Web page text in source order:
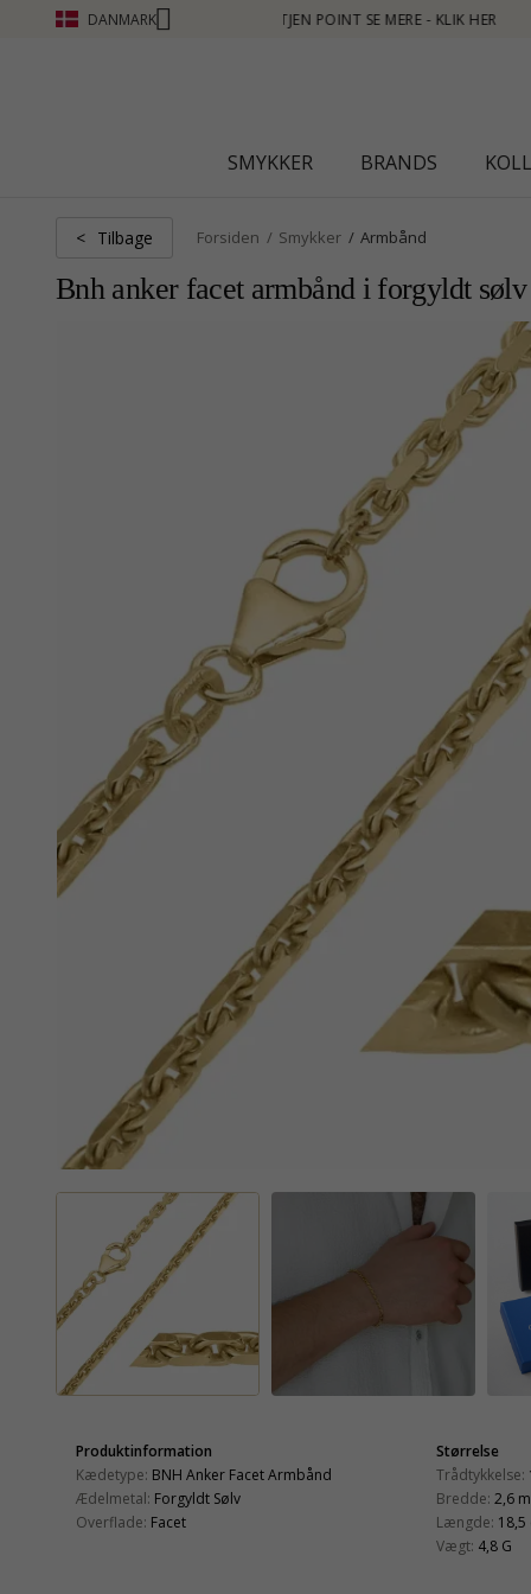
DANMARK
SMYKKER BRANDS
< Tilbage Forsiden Smykker Armbånd
Bnh anker facet armbånd i forgyldt
Produktinformation
Kædetype: BNH Anker Facet Armbånd
Ædelmetal: Forgyldt Sølv
Overflade: Facet
Størrelse
Trådtykkelse:
Bredde: 2,6
Længde: 18,5
Vægt: 4,8 G